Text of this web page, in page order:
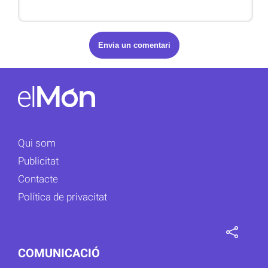
Qui som
Publicitat
Contacte
Política de privacitat
COMUNICACIÓ